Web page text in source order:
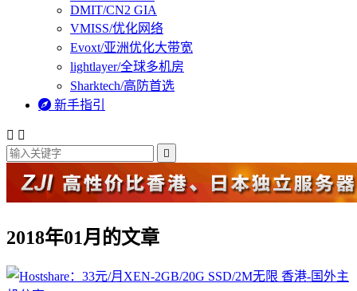
DMIT/CN2 GIA
VMISS/优化网络
Evoxt/亚洲优化大带宽
lightlayer/全球多机房
Sharktech/高防首选
 新手指引
 

2018年01月的文章